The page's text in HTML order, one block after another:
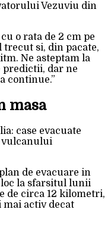
Vezuviu din
o rata de 2 cm pe
trecut si, din pacate,
Ne asteptam la
dar ne
continue.”
masa
de evacuare in
loc la sfarsitul lunii
de circa 12 kilometri,
activ decat